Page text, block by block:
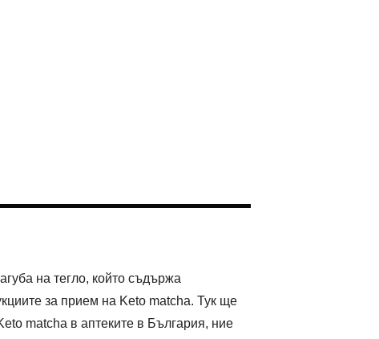
на тегло, който съдържа
за прием на Keto matcha. Тук ще
matcha в аптеките в България, ние